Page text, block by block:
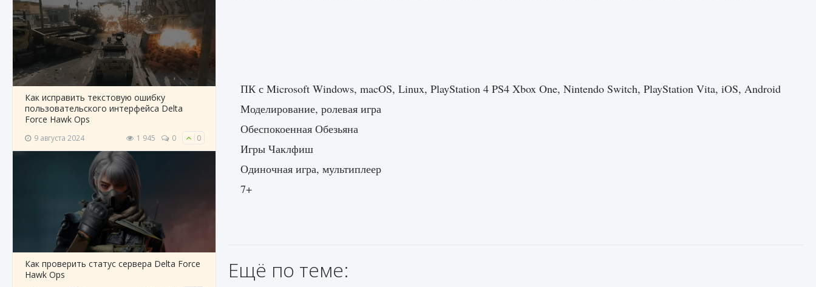
Как исправить текстовую ошибку
пользовательского интерфейса Delta
Force Hawk Ops
9 августа 2024 1 945 0 0
Как проверить статус сервера Delta Force
Hawk Ops
ПК с Microsoft Windows, macOS, Linux, PlayStation 4 PS4 Xbox One, Nintendo Switch, PlayStation Vita, iOS, Android
Моделирование, ролевая игра
Обеспокоенная Обезьяна
Игры Чаклфиш
Одиночная игра, мультиплеер
7+
Ещё по теме: